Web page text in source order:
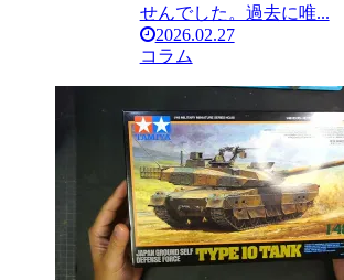
せんでした。過去に唯...
2026.02.27
コラム